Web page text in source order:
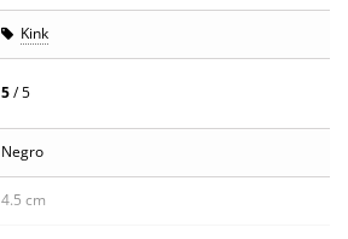
Kink
5/ 5
Negro
4.5 cm